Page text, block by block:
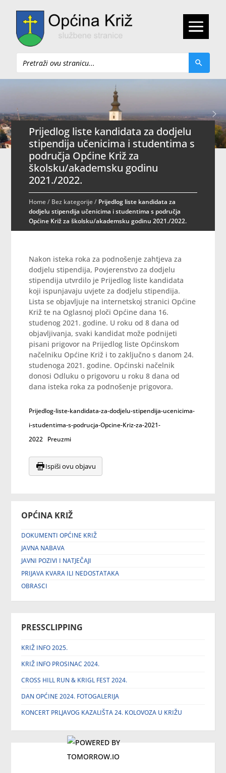
Pretraži
OPĆINA KRIŽ
DOKUMENTI OPĆINE KRIŽ
JAVNA NABAVA
JAVNI POZIVI I NATJEČAJI
PRIJAVA KVARA ILI NEDOSTATAKA
OBRASCI
PRESSCLIPPING
KRIŽ INFO 2025.
KRIŽ INFO PROSINAC 2024.
CROSS HILL RUN & KRIGL FEST 2024.
DAN OPĆINE 2024. FOTOGALERIJA
KONCERT PRLJAVOG KAZALIŠTA 24. KOLOVOZA U KRIŽU
Prijedlog liste kandidata za dodjelu
stipendija učenicima i studentima s
područja Općine Križ za
školsku/akademsku godinu
2021./2022.
Home/ Bez kategorije/ Prijedlog liste kandidata za
dodjelu stipendija učenicima i studentima s područja
Općine Križ za školsku/akademsku godinu 2021./2022.
Nakon isteka roka za podnošenje zahtjeva za
dodjelu stipendija, Povjerenstvo za dodjelu
stipendija utvrdilo je Prijedlog liste kandidata
koji ispunjavaju uvjete za dodjelu stipendija.
Lista se objavljuje na internetskoj stranici Općine
Križ te na Oglasnoj ploči Općine dana 16.
studenog 2021. godine. U roku od 8 dana od
objavljivanja, svaki kandidat može podnijeti
pisani prigovor na Prijedlog liste Općinskom
načelniku Općine Križ i to zaključno s danom 24.
studenoga 2021. godine. Općinski načelnik
donosi Odluku o prigovoru u roku 8 dana od
dana isteka roka za podnošenje prigovora.
Prijedlog-liste-kandidata-za-dodjelu-stipendija-ucenicima-
i-studentima-s-podrucja-Opcine-Kriz-za-2021-
2022 Preuzmi
Ispiši ovu objavu